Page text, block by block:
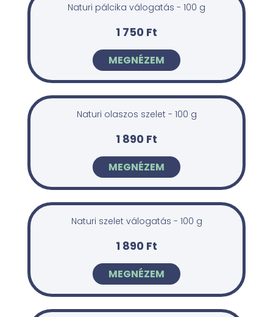
Naturi pálcika válogatás - 100 g
1 750 Ft
MEGNÉZEM
Naturi olaszos szelet - 100 g
1 890 Ft
MEGNÉZEM
Naturi szelet válogatás - 100 g
1 890 Ft
MEGNÉZEM